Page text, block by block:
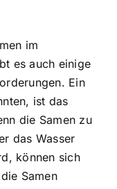
im
es auch einige
Ein
ist das
die Samen zu
das Wasser
können sich
Samen